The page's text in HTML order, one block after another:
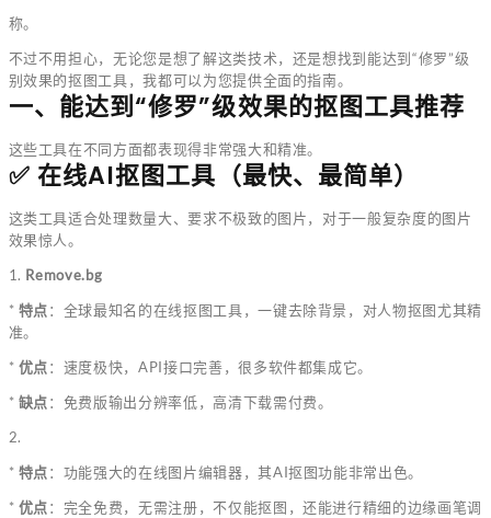
称。
不过不用担心，无论您是想了解这类技术，还是想找到能达到“修罗”级
别效果的抠图工具，我都可以为您提供全面的指南。
一、能达到“修罗”级效果的抠图工具推荐
这些工具在不同方面都表现得非常强大和精准。
✅ 在线AI抠图工具（最快、最简单）
这类工具适合处理数量大、要求不极致的图片，对于一般复杂度的图片
效果惊人。
1. Remove.bg
* 特点：全球最知名的在线抠图工具，一键去除背景，对人物抠图尤其精
准。
* 优点：速度极快，API接口完善，很多软件都集成它。
* 缺点：免费版输出分辨率低，高清下载需付费。
2.
* 特点：功能强大的在线图片编辑器，其AI抠图功能非常出色。
* 优点：完全免费，无需注册，不仅能抠图，还能进行精细的边缘画笔调